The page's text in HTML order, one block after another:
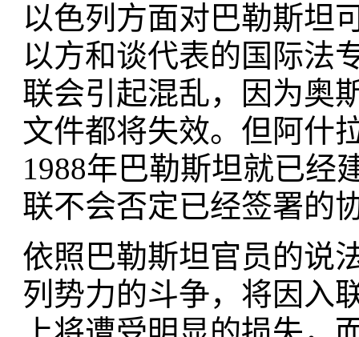
以色列方面对巴勒斯坦
以方和谈代表的国际法
联会引起混乱，因为奥
文件都将失效。但阿什
1988年巴勒斯坦就已经
联不会否定已经签署的
依照巴勒斯坦官员的说
列势力的斗争，将因入